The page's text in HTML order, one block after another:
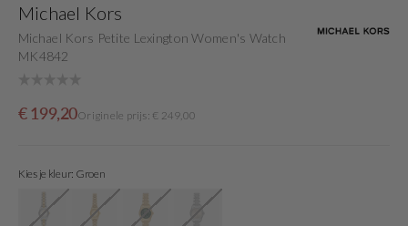
Michael Kors
Michael Kors Petite Lexington Women's Watch
MK4842
Sale
€ 199,20
OrigineleOriginele prijs: € 249,00
Kies je kleur: Groen